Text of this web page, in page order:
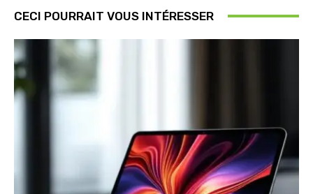
CECI POURRAIT VOUS INTÉRESSER